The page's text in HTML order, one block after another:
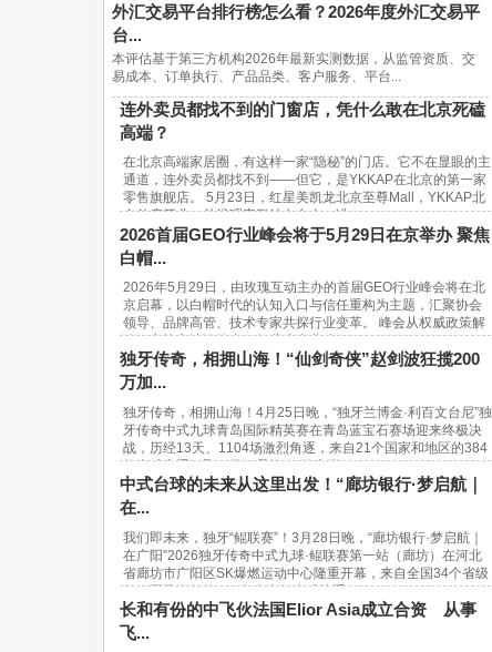
外汇交易平台排行榜怎么看？2026年度外汇交易平
台...
本评估基于第三方机构2026年最新实测数据，从监管资质、交
易成本、订单执行、产品品类、客户服务、平台...
连外卖员都找不到的门窗店，凭什么敢在北京死磕
高端？
在北京高端家居圈，有这样一家“隐秘”的门店。它不在显眼的主
通道，连外卖员都找不到——但它，是YKKAP在北京的第一家
零售旗舰店。 5月23日，红星美凯龙北京至尊Mall，YKKAP北
京首店开业。总经理宋鹏站在台上，讲...
2026首届GEO行业峰会将于5月29日在京举办 聚焦
白帽...
2026年5月29日，由玫瑰互动主办的首届GEO行业峰会将在北
京启幕，以白帽时代的认知入口与信任重构为主题，汇聚协会
领导、品牌高管、技术专家共探行业变革。 峰会从权威政策解
读、实战方法论输出、行业生态共建...
独牙传奇，相拥山海！“仙剑奇侠”赵剑波狂揽200
万加...
独牙传奇，相拥山海！4月25日晚，“独牙兰博金·利百文台尼”独
牙传奇中式九球青岛国际精英赛在青岛蓝宝石赛场迎来终极决
战，历经13天、1104场激烈角逐，来自21个国家和地区的384
位台球高手汇聚一堂，最终，“软塞王...
中式台球的未来从这里出发！“廊坊银行·梦启航｜
在...
我们即未来，独牙“鲲联赛”！3月28日晚，“廊坊银行·梦启航｜
在广阳”2026独牙传奇中式九球·鲲联赛第一站（廊坊）在河北
省廊坊市广阳区SK爆燃运动中心隆重开幕，来自全国34个省级
行政区及海外的940名青少年台球选手...
长和有份的中飞伙法国Elior Asia成立合资 从事
飞...